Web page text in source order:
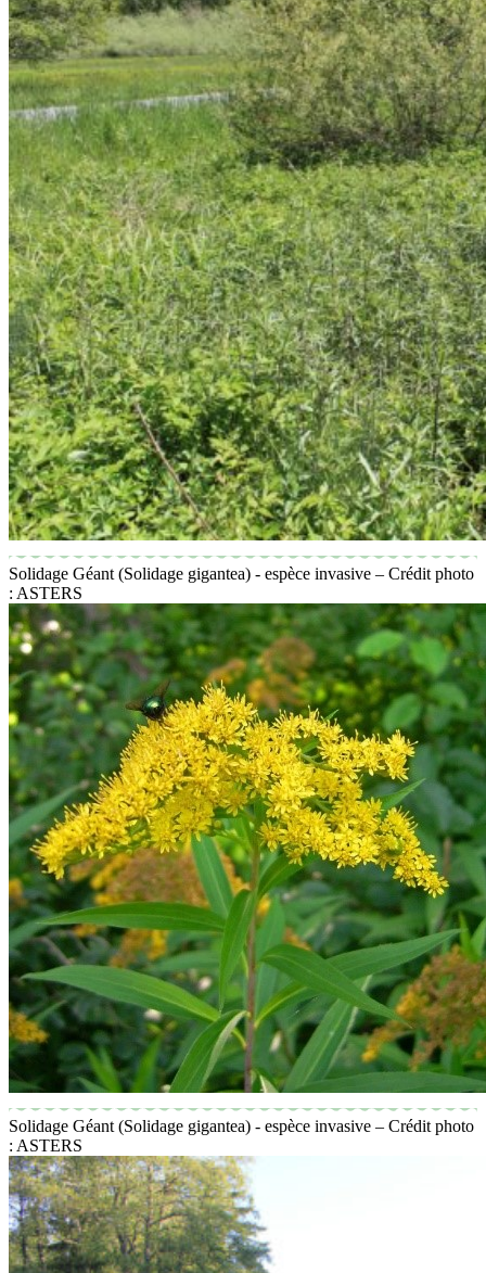
Solidage Géant (Solidage gigantea) - espèce invasive – Crédit photo
: ASTERS
Solidage Géant (Solidage gigantea) - espèce invasive – Crédit photo
: ASTERS